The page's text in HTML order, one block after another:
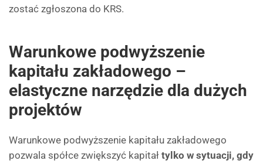
zostać zgłoszona do KRS.
Warunkowe podwyższenie
kapitału zakładowego –
elastyczne narzędzie dla dużych
projektów
Warunkowe podwyższenie kapitału zakładowego
pozwala spółce zwiększyć kapitał tylko w sytuacji, gdy